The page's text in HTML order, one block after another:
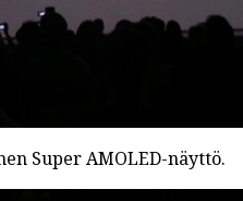
Super AMOLED-näyttö.